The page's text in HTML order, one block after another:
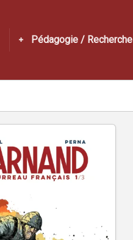
Pédagogie / Recherche